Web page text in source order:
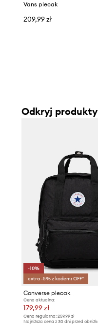
Vans plecak
209,99 zł
Odkryj
-10%
extra -5% z kodem: OFF*
Converse plecak
Cena aktualna:
179,99 zł
Cena regularna: 259,99 zł
Najniższa cena z 30 dni przed